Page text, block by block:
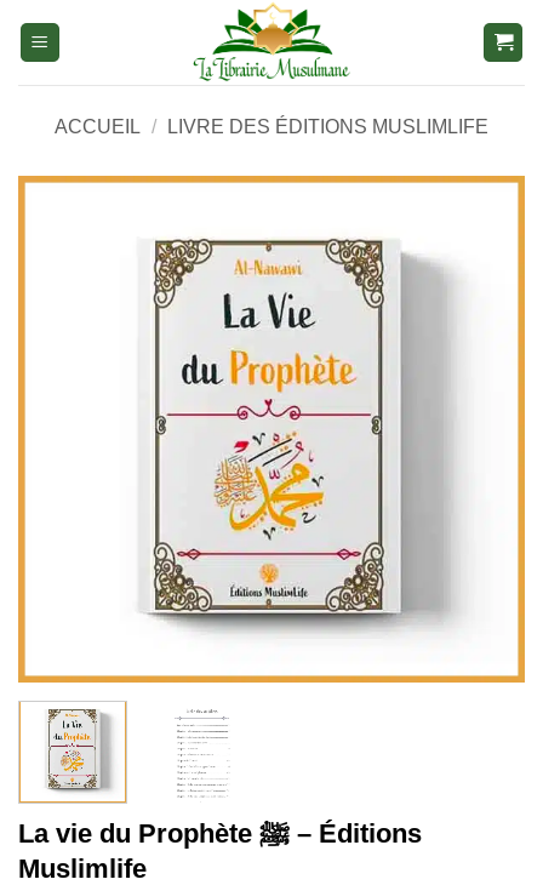
ACCUEIL / LIVRE DES ÉDITIONS MUSLIMLIFE
La vie du Prophète ﷺ – Éditions
Muslimlife